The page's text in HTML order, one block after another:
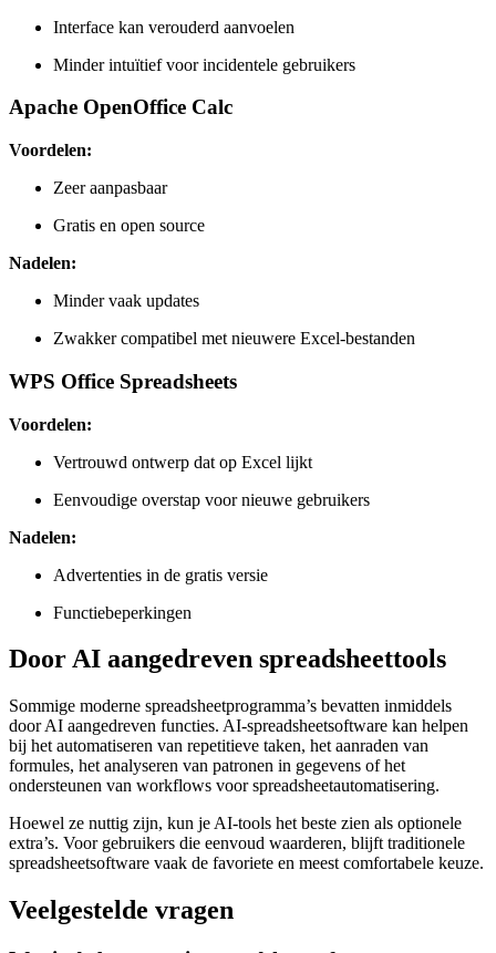
Interface kan verouderd aanvoelen
Minder intuïtief voor incidentele gebruikers
Apache OpenOffice Calc
Voordelen:
Zeer aanpasbaar
Gratis en open source
Nadelen:
Minder vaak updates
Zwakker compatibel met nieuwere Excel-bestanden
WPS Office Spreadsheets
Voordelen:
Vertrouwd ontwerp dat op Excel lijkt
Eenvoudige overstap voor nieuwe gebruikers
Nadelen:
Advertenties in de gratis versie
Functiebeperkingen
Door AI aangedreven spreadsheettools
Sommige moderne spreadsheetprogramma’s bevatten inmiddels
door AI aangedreven functies. AI-spreadsheetsoftware kan helpen
bij het automatiseren van repetitieve taken, het aanraden van
formules, het analyseren van patronen in gegevens of het
ondersteunen van workflows voor spreadsheetautomatisering.
Hoewel ze nuttig zijn, kun je AI-tools het beste zien als optionele
extra’s. Voor gebruikers die eenvoud waarderen, blijft traditionele
spreadsheetsoftware vaak de favoriete en meest comfortabele keuze.
Veelgestelde vragen